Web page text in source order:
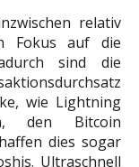
relativ
Fokus auf die
sind die
wie Lightning
den Bitcoin
dies sogar
Ultraschnell